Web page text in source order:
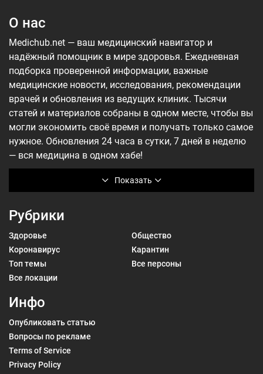
О нас
Показать
Medichub.net — ваш медицинский навигатор и
надёжный помощник в мире здоровья. Ежедневная
подборка проверенной информации, важные
медицинские новости, исследования, рекомендации
врачей и обновления из ведущих клиник. Тысячи
статей и материалов собраны в одном месте, чтобы вы
могли экономить своё время и получать только самое
нужное. Обновления 24 часа в сутки, 7 дней в неделю
— вся медицина в одном хабе!
Рубрики
Здоровье
Общество
Коронавирус
Карантин
Топ темы
Все персоны
Все локации
Инфо
Опубликовать статью
Вопросы по рекламе
Terms of Service
Privacy Policy